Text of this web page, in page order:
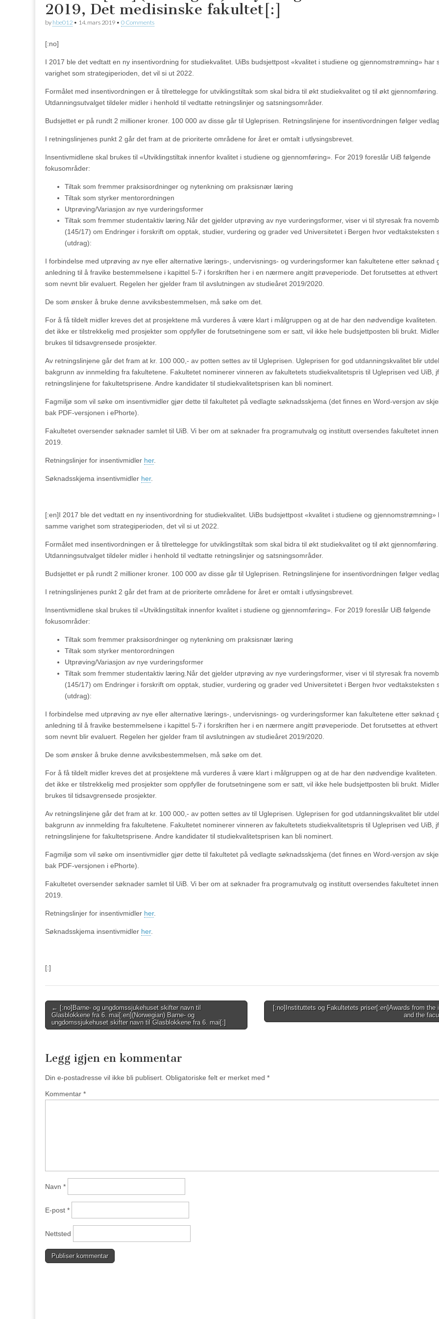
2019, Det medisinske fakultet[:]
by hbe012 • 14. mars 2019 • 0 Comments
[:no]
I 2017 ble det vedtatt en ny insentivordning for studiekvalitet. UiBs budsjettpost «kvalitet i studiene og gjennomstrømning» har
varighet som strategiperioden, det vil si ut 2022.
Formålet med insentivordningen er å tilrettelegge for utviklingstiltak som skal bidra til økt studiekvalitet og til økt gjennomføring.
Utdanningsutvalget tildeler midler i henhold til vedtatte retningslinjer og satsningsområder.
Budsjettet er på rundt 2 millioner kroner. 100 000 av disse går til Ugleprisen. Retningslinjene for insentivordningen følger
I retningslinjenes punkt 2 går det fram at de prioriterte områdene for året er omtalt i utlysingsbrevet.
Insentivmidlene skal brukes til «Utviklingstiltak innenfor kvalitet i studiene og gjennomføring». For 2019 foreslår UiB følgende
fokusområder:
Tiltak som fremmer praksisordninger og nytenkning om praksisnær læring
Tiltak som styrker mentorordningen
Utprøving/Variasjon av nye vurderingsformer
Tiltak som fremmer studentaktiv læring.Når det gjelder utprøving av nye vurderingsformer, viser vi til styresak fra
(145/17) om Endringer i forskrift om opptak, studier, vurdering og grader ved Universitetet i Bergen hvor vedtaksteksten
(utdrag):
I forbindelse med utprøving av nye eller alternative lærings-, undervisnings- og vurderingsformer kan fakultetene etter søknad
anledning til å fravike bestemmelsene i kapittel 5-7 i forskriften her i en nærmere angitt prøveperiode. Det forutsettes at ethvert
som nevnt blir evaluert. Regelen her gjelder fram til avslutningen av studieåret 2019/2020.
De som ønsker å bruke denne avviksbestemmelsen, må søke om det.
For å få tildelt midler kreves det at prosjektene må vurderes å være klart i målgruppen og at de har den nødvendige kvaliteten.
det ikke er tilstrekkelig med prosjekter som oppfyller de forutsetningene som er satt, vil ikke hele budsjettposten bli brukt.
brukes til tidsavgrensede prosjekter.
Av retningslinjene går det fram at kr. 100 000,- av potten settes av til Ugleprisen. Ugleprisen for god utdanningskvalitet blir
bakgrunn av innmelding fra fakultetene. Fakultetet nominerer vinneren av fakultetets studiekvalitetspris til Ugleprisen ved UiB, jf.
retningslinjene for fakultetsprisene. Andre kandidater til studiekvalitetsprisen kan bli nominert.
Fagmiljø som vil søke om insentivmidler gjør dette til fakultetet på vedlagte søknadsskjema (det finnes en Word-versjon av
bak PDF-versjonen i ePhorte).
Fakultetet oversender søknader samlet til UiB. Vi ber om at søknader fra programutvalg og institutt oversendes fakultetet
2019.
Retningslinjer for insentivmidler her.
Søknadsskjema insentivmidler her.
[:en]I 2017 ble det vedtatt en ny insentivordning for studiekvalitet. UiBs budsjettpost «kvalitet i studiene og gjennomstrømning»
samme varighet som strategiperioden, det vil si ut 2022.
Formålet med insentivordningen er å tilrettelegge for utviklingstiltak som skal bidra til økt studiekvalitet og til økt gjennomføring.
Utdanningsutvalget tildeler midler i henhold til vedtatte retningslinjer og satsningsområder.
Budsjettet er på rundt 2 millioner kroner. 100 000 av disse går til Ugleprisen. Retningslinjene for insentivordningen følger
I retningslinjenes punkt 2 går det fram at de prioriterte områdene for året er omtalt i utlysingsbrevet.
Insentivmidlene skal brukes til «Utviklingstiltak innenfor kvalitet i studiene og gjennomføring». For 2019 foreslår UiB følgende
fokusområder:
Tiltak som fremmer praksisordninger og nytenkning om praksisnær læring
Tiltak som styrker mentorordningen
Utprøving/Variasjon av nye vurderingsformer
Tiltak som fremmer studentaktiv læring.Når det gjelder utprøving av nye vurderingsformer, viser vi til styresak fra
(145/17) om Endringer i forskrift om opptak, studier, vurdering og grader ved Universitetet i Bergen hvor vedtaksteksten
(utdrag):
I forbindelse med utprøving av nye eller alternative lærings-, undervisnings- og vurderingsformer kan fakultetene etter søknad
anledning til å fravike bestemmelsene i kapittel 5-7 i forskriften her i en nærmere angitt prøveperiode. Det forutsettes at ethvert
som nevnt blir evaluert. Regelen her gjelder fram til avslutningen av studieåret 2019/2020.
De som ønsker å bruke denne avviksbestemmelsen, må søke om det.
For å få tildelt midler kreves det at prosjektene må vurderes å være klart i målgruppen og at de har den nødvendige kvaliteten.
det ikke er tilstrekkelig med prosjekter som oppfyller de forutsetningene som er satt, vil ikke hele budsjettposten bli brukt.
brukes til tidsavgrensede prosjekter.
Av retningslinjene går det fram at kr. 100 000,- av potten settes av til Ugleprisen. Ugleprisen for god utdanningskvalitet blir
bakgrunn av innmelding fra fakultetene. Fakultetet nominerer vinneren av fakultetets studiekvalitetspris til Ugleprisen ved UiB, jf.
retningslinjene for fakultetsprisene. Andre kandidater til studiekvalitetsprisen kan bli nominert.
Fagmiljø som vil søke om insentivmidler gjør dette til fakultetet på vedlagte søknadsskjema (det finnes en Word-versjon av
bak PDF-versjonen i ePhorte).
Fakultetet oversender søknader samlet til UiB. Vi ber om at søknader fra programutvalg og institutt oversendes fakultetet
2019.
Retningslinjer for insentivmidler her.
Søknadsskjema insentivmidler her.
[:]
Post
navigation
← [:no]Barne- og ungdomssjukehuset skifter navn til
Glasblokkene fra 6. mai[:en](Norwegian) Barne- og
ungdomssjukehuset skifter navn til Glasblokkene fra 6. mai[:]
[:no]Instituttets og Fakultetets priser[:en]Awards from the
and the
Legg igjen en kommentar
Din e-postadresse vil ikke bli publisert. Obligatoriske felt er merket med *
Kommentar *
Navn *
E-post *
Nettsted